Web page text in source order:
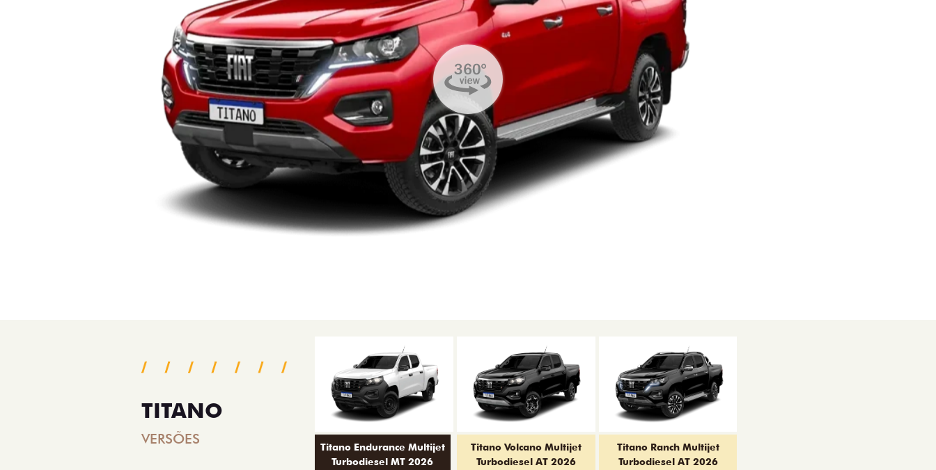
TITANO
VERSÕES
Titano Endurance Multijet
Turbodiesel MT 2026
Titano Volcano Multijet
Turbodiesel AT 2026
Titano Ranch Multijet
Turbodiesel AT 2026